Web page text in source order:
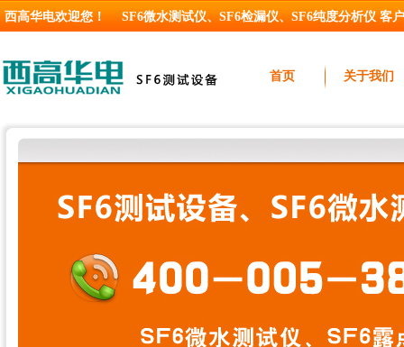
西高华电欢迎您！ SF6微水测试仪、 SF6检漏仪、 SF6纯度分析仪 客
首页 关于我们